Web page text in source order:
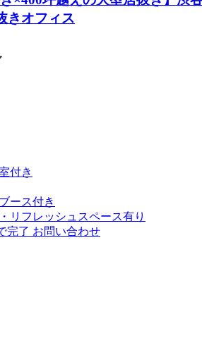
きオフィス
付き
ース付き
リフレッシュスペース有り
完了 お問い合わせ